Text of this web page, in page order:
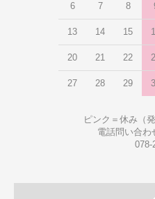
6 7 8
13 14 15
20 21 22
27 28 29
ピンク＝休み（
電話問い合わ
078-